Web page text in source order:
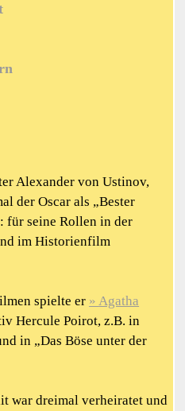
Alexander von Ustinov,
der Oscar als „Bester
für seine Rollen in der
im Historienfilm
spielte er
Agatha
Hercule Poirot, z.B. in
in „Das Böse unter der
war dreimal verheiratet und